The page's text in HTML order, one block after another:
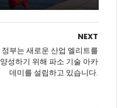
NEXT
정부는 새로운 산업 엘리트를
양성하기 위해 파소 기술 아카
데미를 설립하고 있습니다.